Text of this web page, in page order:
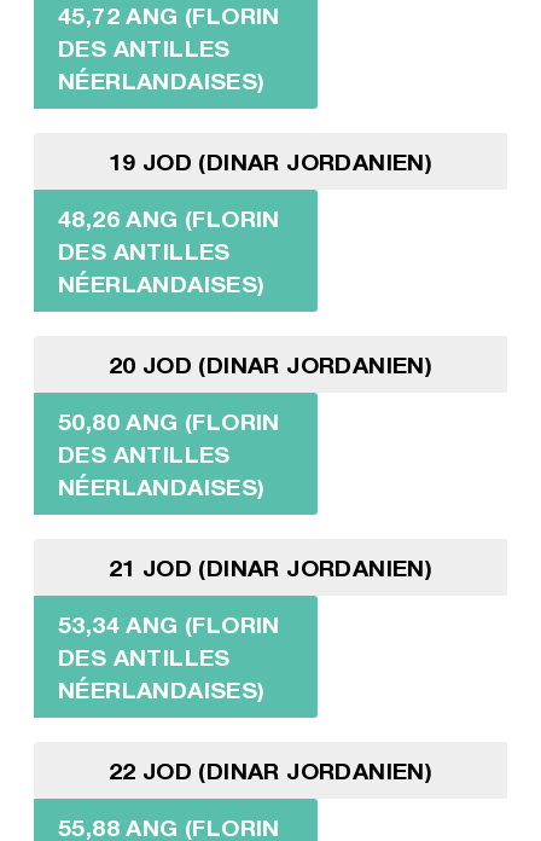
45,72 ANG (FLORIN
DES ANTILLES
NÉERLANDAISES)
19 JOD (DINAR JORDANIEN)
48,26 ANG (FLORIN
DES ANTILLES
NÉERLANDAISES)
20 JOD (DINAR JORDANIEN)
50,80 ANG (FLORIN
DES ANTILLES
NÉERLANDAISES)
21 JOD (DINAR JORDANIEN)
53,34 ANG (FLORIN
DES ANTILLES
NÉERLANDAISES)
22 JOD (DINAR JORDANIEN)
55,88 ANG (FLORIN